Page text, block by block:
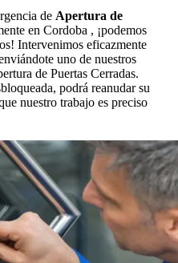
de Apertura de
en Cordoba , ¡podemos
Intervenimos eficazmente
uno de nuestros
de Puertas Cerradas.
podrá reanudar su
nuestro trabajo es preciso